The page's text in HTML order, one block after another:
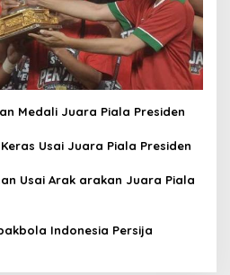
Medali Juara Piala Presiden
Usai Juara Piala Presiden
Usai Arak arakan Juara Piala
Indonesia Persija